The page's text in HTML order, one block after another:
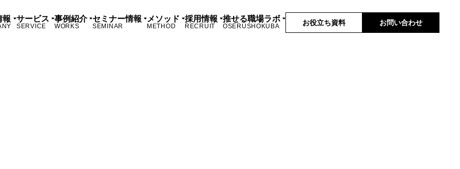
報 サービス
SERVICE
事例紹介
WORKS
セミナー情報
SEMINAR
メソッド
METHOD
採用情報
RECRUIT
推せる職場ラボ
OSERUSHOKUBA お役立ち資料 お問い合わせ